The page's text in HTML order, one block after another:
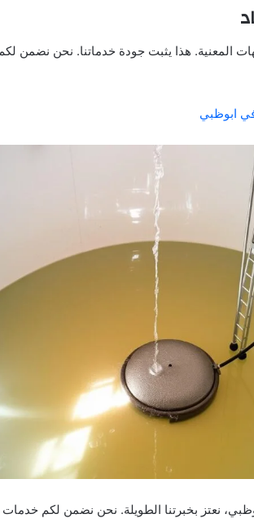
المعنية. هذا يثبت جودة خدماتنا. نحن نضمن
ابوظبي
نعتز بخبرتنا الطويلة. نحن نضمن لكم خدمات